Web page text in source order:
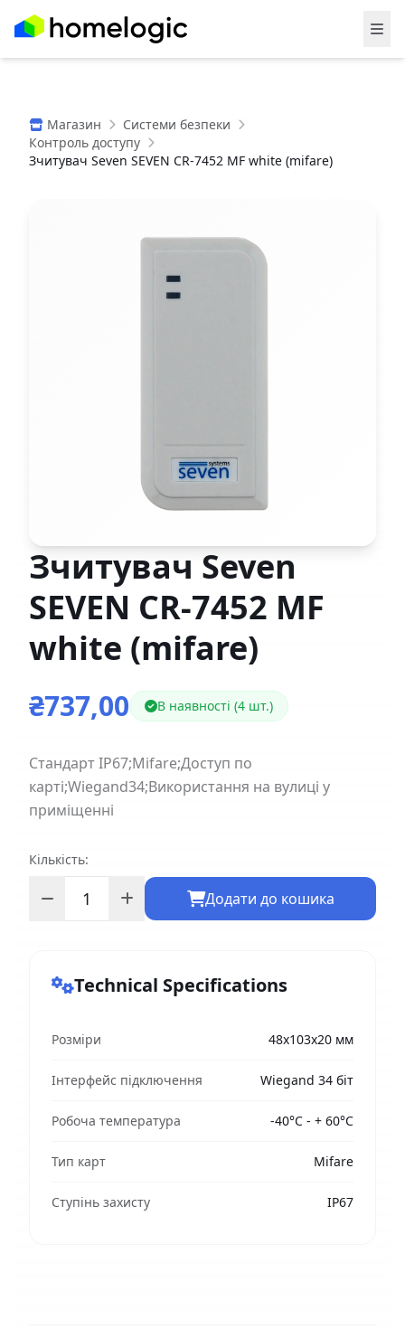
Магазин
Системи безпеки
Контроль доступу
Зчитувач Seven SEVEN CR-7452 MF white (mifare)
Зчитувач Seven
SEVEN CR-7452 MF
white (mifare)
₴737,00 В наявності (4 шт.)
Стандарт IP67;Mifare;Доступ по
карті;Wiegand34;Використання на вулиці у
приміщенні
Кількість:
Додати до кошика
Technical Specifications
Розміри 48х103х20 мм
Інтерфейс підключення Wiegand 34 біт
Робоча температура -40°C - + 60°C
Тип карт Mifare
Ступінь захисту IP67